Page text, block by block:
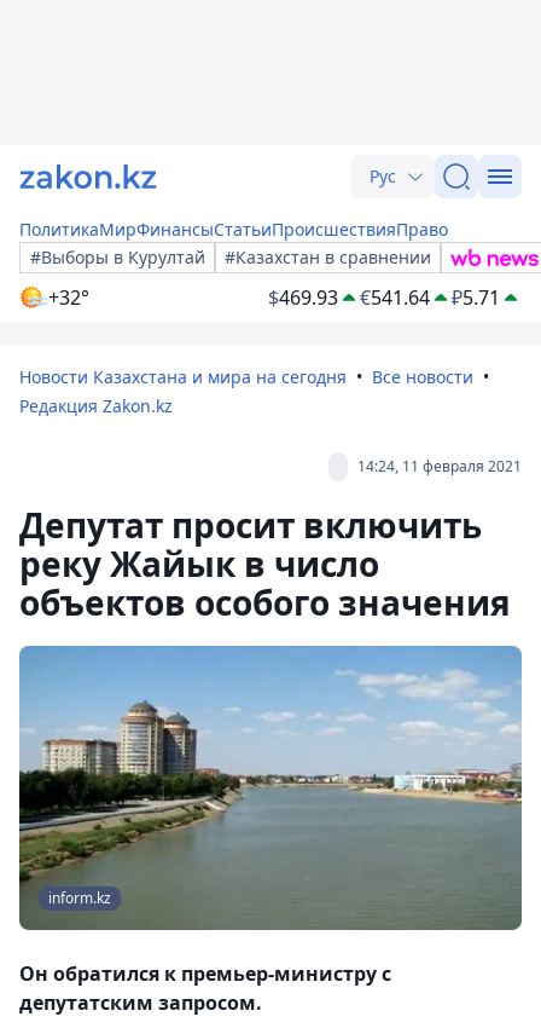
Рус
ПолитикаМирФинансыСтатьиПроисшествияПраво
#Выборы в Курултай
#Казахстан в сравнении
+32° $469.93 €541.64 ₽5.71
Новости Казахстана и мира на сегодня
Все новости
Редакция Zakon.kz
14:24, 11 февраля 2021
Депутат просит включить
реку Жайык в число
объектов особого значения
inform.kz
Он обратился к премьер-министру с
депутатским запросом.